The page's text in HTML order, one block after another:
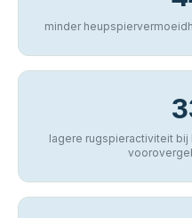
minder
lagere rugspieractiviteit bij